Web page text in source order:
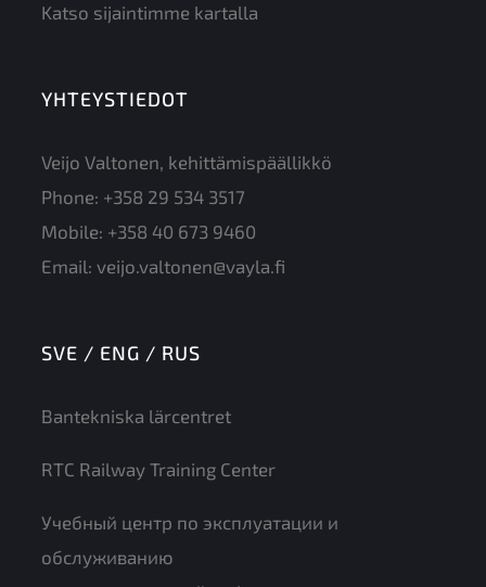
Katso sijaintimme kartalla
YHTEYSTIEDOT
Veijo Valtonen, kehittämispäällikkö
Phone: +358 29 534 3517
Mobile: +358 40 673 9460
Email: veijo.valtonen@vayla.fi
SVE / ENG / RUS
Bantekniska lärcentret
RTC Railway Training Center
Учебный центр по эксплуатации и
обслуживанию